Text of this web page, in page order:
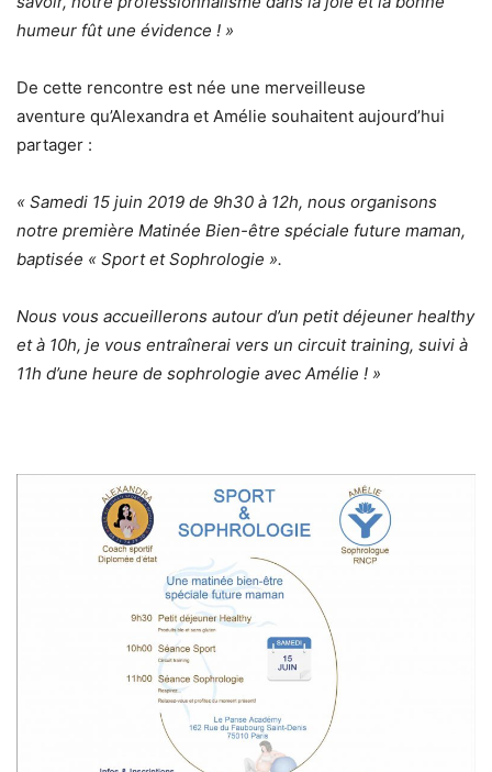
humeur fût une évidence ! »
De cette rencontre est née une merveilleuse
aventure qu’Alexandra et Amélie souhaitent aujourd’hui
partager :
« Samedi 15 juin 2019 de 9h30 à 12h, nous organisons
notre première Matinée Bien-être spéciale future maman,
baptisée « Sport et Sophrologie ».
Nous vous accueillerons autour d’un petit déjeuner healthy
et à 10h, je vous entraînerai vers un circuit training, suivi à
11h d’une heure de sophrologie avec Amélie ! »